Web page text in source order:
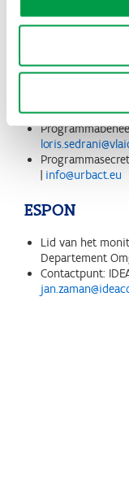
Urbact
Contactpunt:
| info@urbact.eu
ESPON
Lid van het
Departement
Contactpunt: